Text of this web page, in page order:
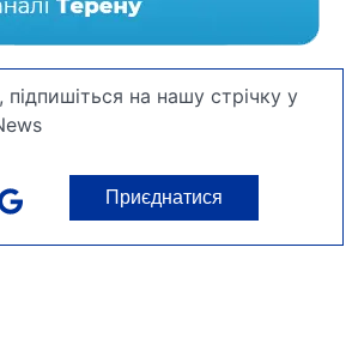
на нашу стрічку у
Приєднатися